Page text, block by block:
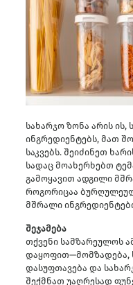
სახარჯო ზონა არის ის,
ინგრედიენტებს, მათ
საკვებს. შეიძინეთ
სადაც მოახერხებთ
გამოყავით ადგილი
როგორიცაა
მშრალი
შეჯამება
თქვენი სამზარეულოს
დაყოფით—მომზადება,
დასუფთავება და
შექმნათ უაღრესად